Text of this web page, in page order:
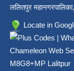
ललितपुर
Locate in
M8G8+MP Lalitpur